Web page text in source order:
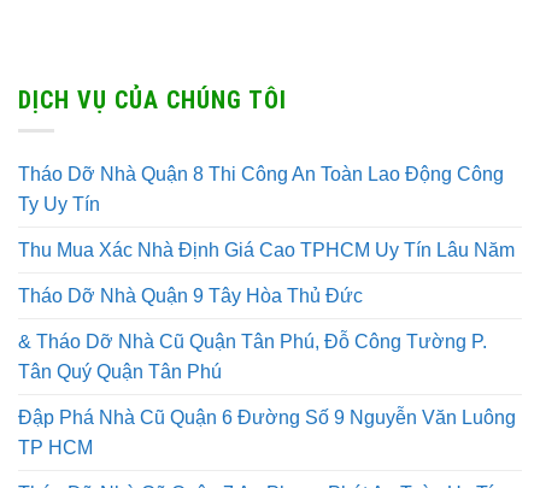
DỊCH VỤ CỦA CHÚNG TÔI
Tháo Dỡ Nhà Quận 8 Thi Công An Toàn Lao Động Công
Ty Uy Tín
Thu Mua Xác Nhà Định Giá Cao TPHCM Uy Tín Lâu Năm
Tháo Dỡ Nhà Quận 9 Tây Hòa Thủ Đức
& Tháo Dỡ Nhà Cũ Quận Tân Phú, Đỗ Công Tường P.
Tân Quý Quận Tân Phú
Đập Phá Nhà Cũ Quận 6 Đường Số 9 Nguyễn Văn Luông
TP HCM